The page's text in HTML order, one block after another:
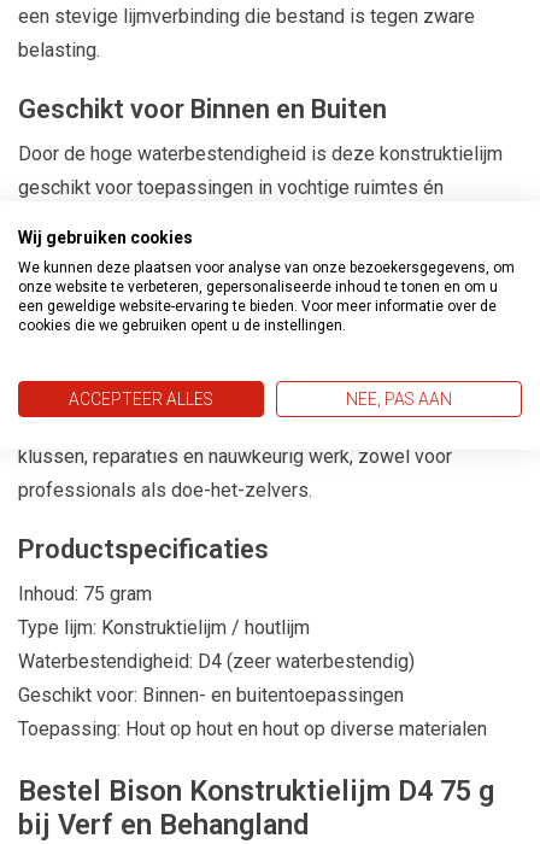
een stevige lijmverbinding die bestand is tegen zware
belasting.
Geschikt voor Binnen en Buiten
Door de hoge waterbestendigheid is deze konstruktielijm
geschikt voor toepassingen in vochtige ruimtes én
en diverse houtverbindingen.
Ideaal voor Professioneel en Doe-Het-Zelf
De lijm is eenvoudig aan te brengen en prettig te verwerken.
De handige tube van75 gram is ideaal voor kleinere
klussen, reparaties en nauwkeurig werk, zowel voor
professionals als doe-het-zelvers.
Productspecificaties
Inhoud: 75 gram
Type lijm: Konstruktielijm / houtlijm
Waterbestendigheid: D4 (zeer waterbestendig)
Geschikt voor: Binnen- en buitentoepassingen
Toepassing: Hout op hout en hout op diverse materialen
Bestel Bison Konstruktielijm D4 75 g
bij Verf en Behangland
Wij gebruiken cookies
We kunnen deze plaatsen voor analyse van onze bezoekersgegevens, om
onze website te verbeteren, gepersonaliseerde inhoud te tonen en om u
een geweldige website-ervaring te bieden. Voor meer informatie over de
cookies die we gebruiken opent u de instellingen.
ACCEPTEER ALLES NEE, PAS AAN